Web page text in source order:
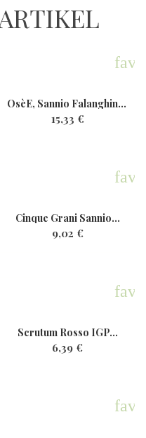
OsèE, Sannio Falanghina,...
15,33 €
Cinque Grani Sannio...
9,02 €
Scrutum Rosso IGP...
6,39 €